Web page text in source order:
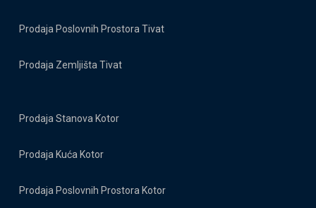
Prodaja Poslovnih Prostora Tivat
Prodaja Zemljišta Tivat
Prodaja Stanova Kotor
Prodaja Kuća Kotor
Prodaja Poslovnih Prostora Kotor